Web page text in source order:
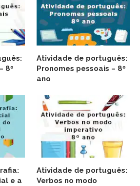
8º
Atividade de português:
Pronomes pessoais – 8º
ano
e a
Atividade de português:
Verbos no modo